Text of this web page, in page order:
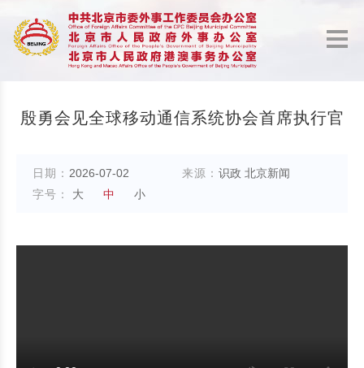
殷勇会见全球移动通信系统协会首席执行官
日期： 2026-07-02 来源： 识政 北京新闻
字号：
大 中 小